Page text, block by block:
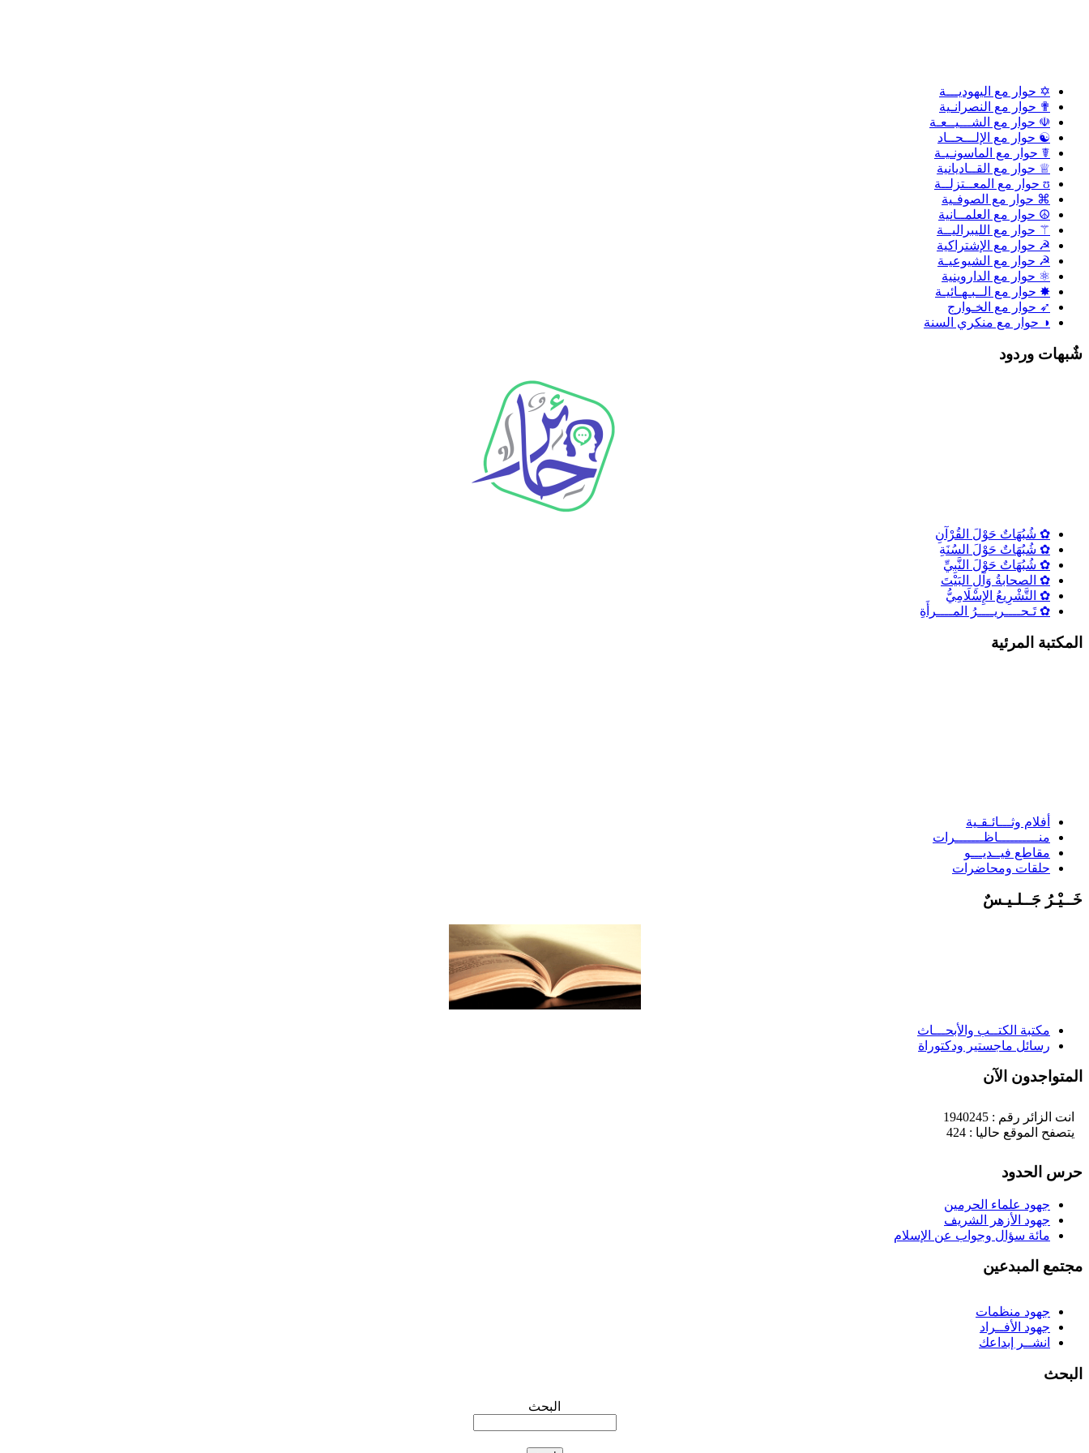
✡ حوار مع اليهوديـــة
✟ حوار مع النصرانـية
☫ حوار مع الشـــيــعـة
☯ حوار مع الإلـــحــاد
☤ حوار مع الماسونـيـة
♕ حوار مع القــاديانية
ʊ حوار مع المعــتزلــة
⌘ حوار مع الصوفـية
☮ حوار مع العلمــانية
⚚ حوار مع الليبراليــة
☭ حوار مع الإشتراكية
☭ حوار مع الشيوعيـة
⚛ حوار مع الداروينية
✸ حوار مع الــبـهـائيـة
➶ حوار مع الخـوارج
◑ حوار مع منكري السنة
شٌبهات وردود
✿ شُبُهَاتٌ حَوْلَ القُرْآنِ
✿ شُبُهَاتٌ حَوْلَ السُنَةِ
✿ شُبُهَاتٌ حَوْلَ النَّبِيِّ
✿ الصحابةُ وَآلِ البَيْتَ
✿ التَّشْرِيعُ الإِسْلَامِيُّ
✿ تَـحــــريــــرُ المــــرأَةِ
المكتبة المرئية
أفلام وثـــائـقـية
منــــــــــاظـــــــرات
مقاطع فيــديـــو
حلقات ومحاضرات
خَــيْـرُ جَــلـيـسٌ
مكتبة الكتــب والأبحـــاث
رسائل ماجستير ودكتوراة
المتواجدون الآن
انت الزائر رقم : 1940245
يتصفح الموقع حاليا : 424
حرس الحدود
جهود علماء الحرمين
جهود الأزهر الشريف
مائة سؤال وجواب عن الإسلام
مجتمع المبدعين
جهود منظمات
جهود الأفــراد
انشــر إبداعك
البحث
البحث